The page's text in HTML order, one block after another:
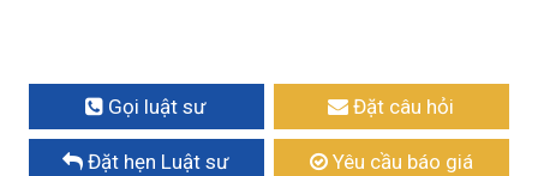
Gọi luật sư Đặt câu hỏi
Đặt hẹn Luật sư Yêu cầu báo giá